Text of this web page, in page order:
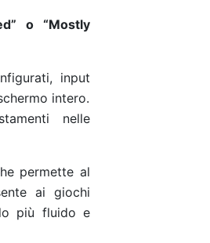
o “Mostly
input
intero.
nelle
permette al
ai giochi
più fluido e